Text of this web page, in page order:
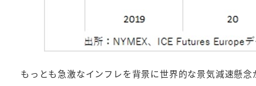
もっとも急激なインフレを背景に世界的な景気減速懸念